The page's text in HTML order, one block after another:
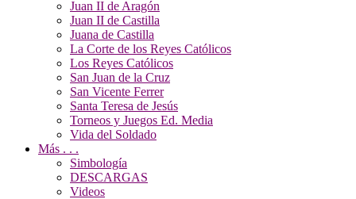
Juan II de Aragón
Juan II de Castilla
Juana de Castilla
La Corte de los Reyes Católicos
Los Reyes Católicos
San Juan de la Cruz
San Vicente Ferrer
Santa Teresa de Jesús
Torneos y Juegos Ed. Media
Vida del Soldado
Más . . .
Simbología
DESCARGAS
Videos